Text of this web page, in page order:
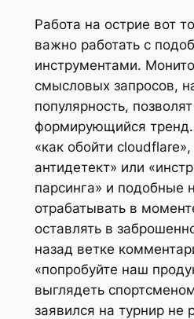
Работа на острие вот
важно работать с
инструментами.
смысловых запросов,
популярность,
формирующийся
«как обойти cloudflare»,
антидетект» или
парсинга» и подобные
отрабатывать в
оставлять в
назад ветке
«попробуйте наш
выглядеть
заявился на турнир не